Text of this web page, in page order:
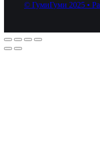
© ГумиГуми 2025 •